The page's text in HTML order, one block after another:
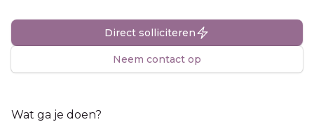
Direct solliciteren
Neem contact op
Wat ga je doen?